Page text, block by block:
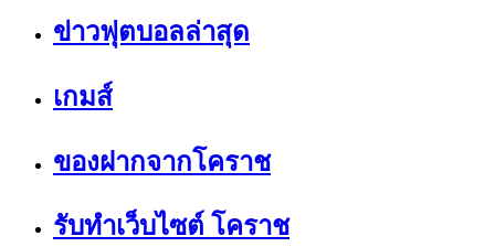
ข่าวฟุตบอลล่าสุด
เกมส์
ของฝากจากโคราช
รับทำเว็บไซต์ โคราช